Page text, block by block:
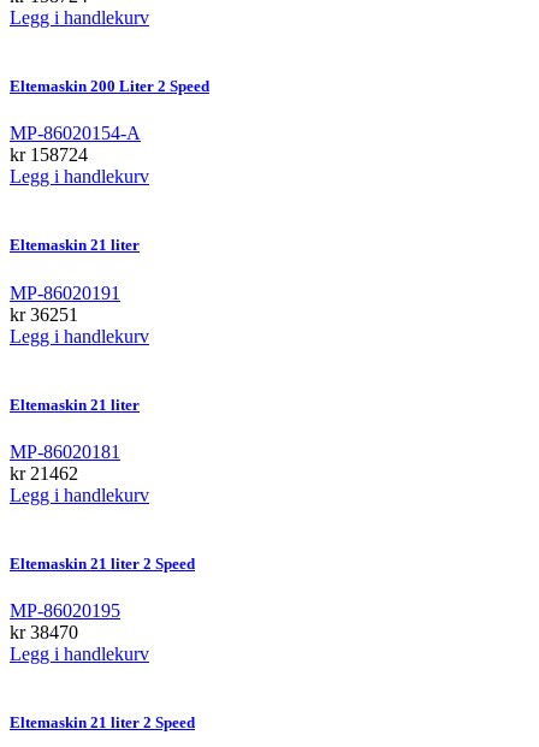
Legg i handlekurv
Eltemaskin 200 Liter 2 Speed
MP-86020154-A
kr158724
Legg i handlekurv
Eltemaskin 21 liter
MP-86020191
kr36251
Legg i handlekurv
Eltemaskin 21 liter
MP-86020181
kr21462
Legg i handlekurv
Eltemaskin 21 liter 2 Speed
MP-86020195
kr38470
Legg i handlekurv
Eltemaskin 21 liter 2 Speed